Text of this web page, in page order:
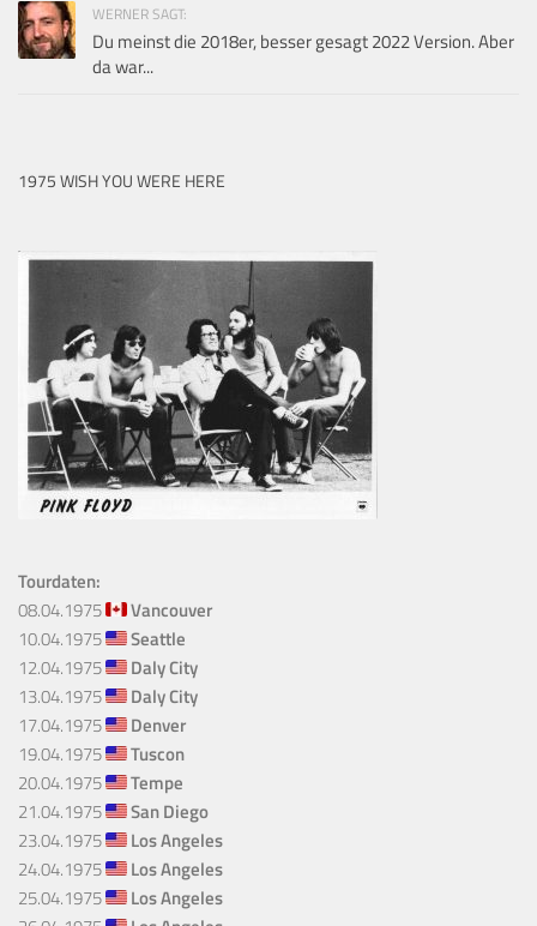
WERNER SAGT:
Du meinst die 2018er, besser gesagt 2022 Version. Aber
da war...
1975 WISH YOU WERE HERE
Tourdaten:
08.04.1975
Vancouver
10.04.1975
Seattle
12.04.1975
Daly City
13.04.1975
Daly City
17.04.1975
Denver
19.04.1975
Tuscon
20.04.1975
Tempe
21.04.1975
San Diego
23.04.1975
Los Angeles
24.04.1975
Los Angeles
25.04.1975
Los Angeles